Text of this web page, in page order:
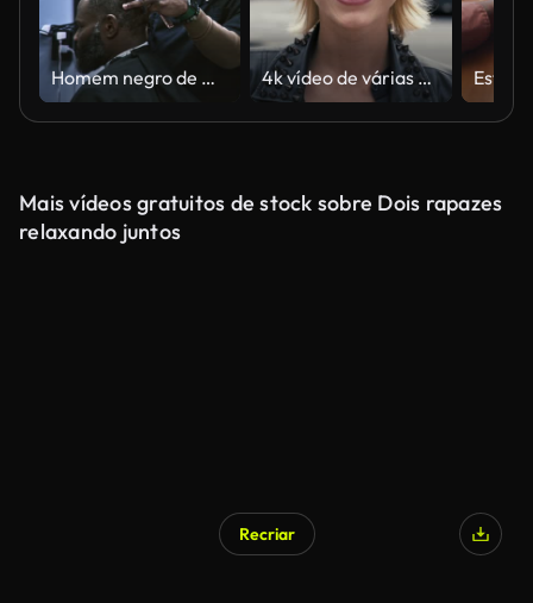
Homem negro de meia-idade trabalhando em barbearia 4k vídeo de várias pessoas contra um fundo urbano
Mais vídeos gratuitos de stock sobre Dois rapazes
relaxando juntos
Recriar